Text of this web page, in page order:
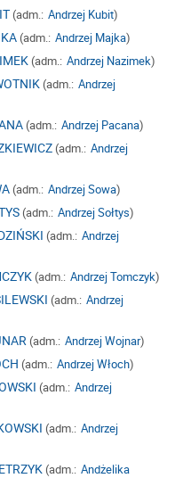
(adm.: Andrzej Kubit)
(adm.: Andrzej Majka)
(adm.: Andrzej Nazimek)
(adm.: Andrzej
(adm.: Andrzej Pacana)
(adm.: Andrzej
(adm.: Andrzej Sowa)
(adm.: Andrzej Sołtys)
(adm.: Andrzej
(adm.: Andrzej Tomczyk)
(adm.: Andrzej
(adm.: Andrzej Wojnar)
(adm.: Andrzej Włoch)
(adm.: Andrzej
(adm.: Andrzej
(adm.: Andżelika